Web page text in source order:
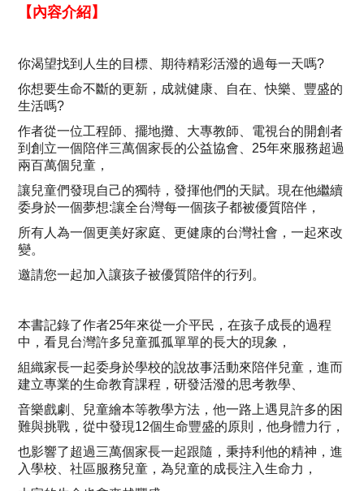
【內容介紹】
你渴望找到人生的目標、期待精彩活潑的過每一天嗎?
你想要生命不斷的更新，成就健康、自在、快樂、豐盛的
生活嗎?
作者從一位工程師、擺地攤、大專教師、電視台的開創者
到創立一個陪伴三萬個家長的公益協會、 25年來服務超過
兩百萬個兒童，
讓兒童們發現自己的獨特，發揮他們的天賦。現在他繼續
委身於一個夢想:讓全台灣每一個孩子都被優質陪伴，
所有人為一個更美好家庭、更健康的台灣社會，一起來改
變。
邀請您一起加入讓孩子被優質陪伴的行列。
本書記錄了作者25年來從一介平民，在孩子成長的過程
中，看見台灣許多兒童孤孤單單的長大的現象，
組織家長一起委身於學校的說故事活動來陪伴兒童，進而
建立專業的生命教育課程，研發活潑的思考教學、
音樂戲劇、兒童繪本等教學方法，他一路上遇見許多的困
難與挑戰，從中發現12個生命豐盛的原則，他身體力行，
也影響了超過三萬個家長一起跟隨，秉持利他的精神，進
入學校、社區服務兒童，為兒童的成長注入生命力，